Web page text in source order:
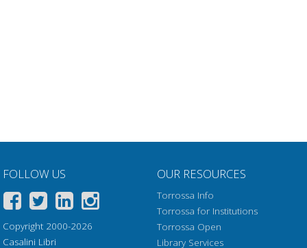
FOLLOW US
Copyright 2000-2026
Casalini Libri
OUR RESOURCES
Torrossa Info
Torrossa for Institutions
Torrossa Open
Library Services